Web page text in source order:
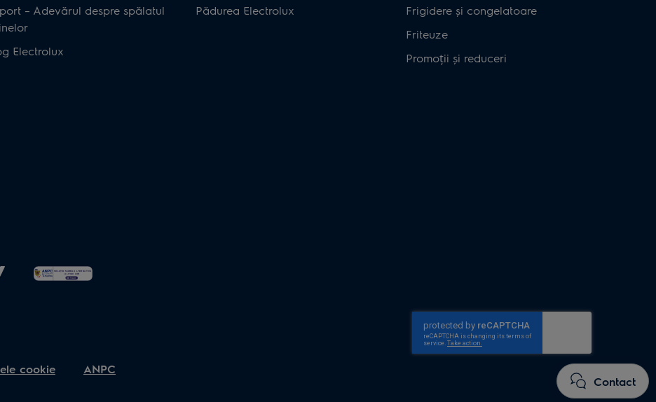
Contact
– Adevărul despre spălatul
Electrolux
Pădurea Electrolux
Frigidere și congelatoare
Friteuze
Promoții și reduceri
cookie ANPC